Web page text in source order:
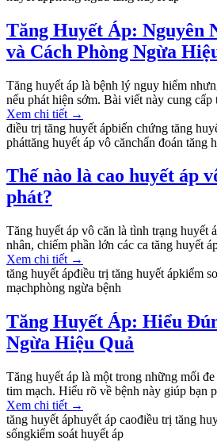
Tăng Huyết Áp: Nguyên
và Cách Phòng Ngừa
Tăng huyết áp là bệnh lý nguy hiểm
nếu phát hiện sớm. Bài viết này cung
Xem chi tiết →
điều trị tăng huyết ápbiến chứng tăng
pháttăng huyết áp vô cănchẩn đoán tăng
Thế nào là cao huyết áp
phát?
Tăng huyết áp vô căn là tình trạng huyết
nhân, chiếm phần lớn các ca tăng huyết
Xem chi tiết →
tăng huyết ápđiều trị tăng huyết ápkiểm
mạchphòng ngừa bệnh
Tăng Huyết Áp: Hiểu
Ngừa Hiệu Quả
Tăng huyết áp là một trong những mối
tim mạch. Hiểu rõ về bệnh này giúp bạn
Xem chi tiết →
tăng huyết áphuyết áp caođiều trị tăng
sốngkiểm soát huyết áp